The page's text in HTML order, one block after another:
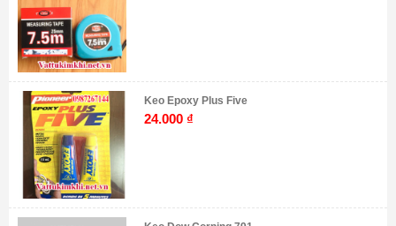
Keo Epoxy Plus Five
24.000 ₫